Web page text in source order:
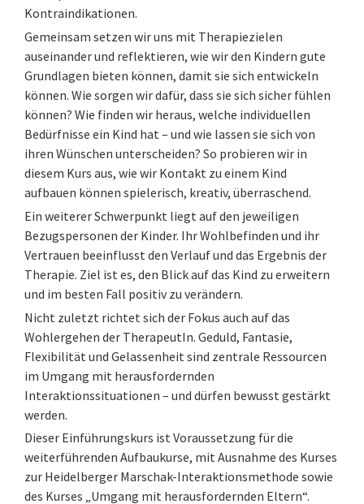
Kontraindikationen.
Gemeinsam setzen wir uns mit Therapiezielen
auseinander und reflektieren, wie wir den Kindern gute
Grundlagen bieten können, damit sie sich entwickeln
können. Wie sorgen wir dafür, dass sie sich sicher fühlen
können? Wie finden wir heraus, welche individuellen
Bedürfnisse ein Kind hat – und wie lassen sie sich von
ihren Wünschen unterscheiden? So probieren wir in
diesem Kurs aus, wie wir Kontakt zu einem Kind
aufbauen können spielerisch, kreativ, überraschend.
Ein weiterer Schwerpunkt liegt auf den jeweiligen
Bezugspersonen der Kinder. Ihr Wohlbefinden und ihr
Vertrauen beeinflusst den Verlauf und das Ergebnis der
Therapie. Ziel ist es, den Blick auf das Kind zu erweitern
und im besten Fall positiv zu verändern.
Nicht zuletzt richtet sich der Fokus auch auf das
Wohlergehen der TherapeutIn. Geduld, Fantasie,
Flexibilität und Gelassenheit sind zentrale Ressourcen
im Umgang mit herausfordernden
Interaktionssituationen – und dürfen bewusst gestärkt
werden.
Dieser Einführungskurs ist Voraussetzung für die
weiterführenden Aufbaukurse, mit Ausnahme des Kurses
zur Heidelberger Marschak-Interaktionsmethode sowie
des Kurses „Umgang mit herausfordernden Eltern“.